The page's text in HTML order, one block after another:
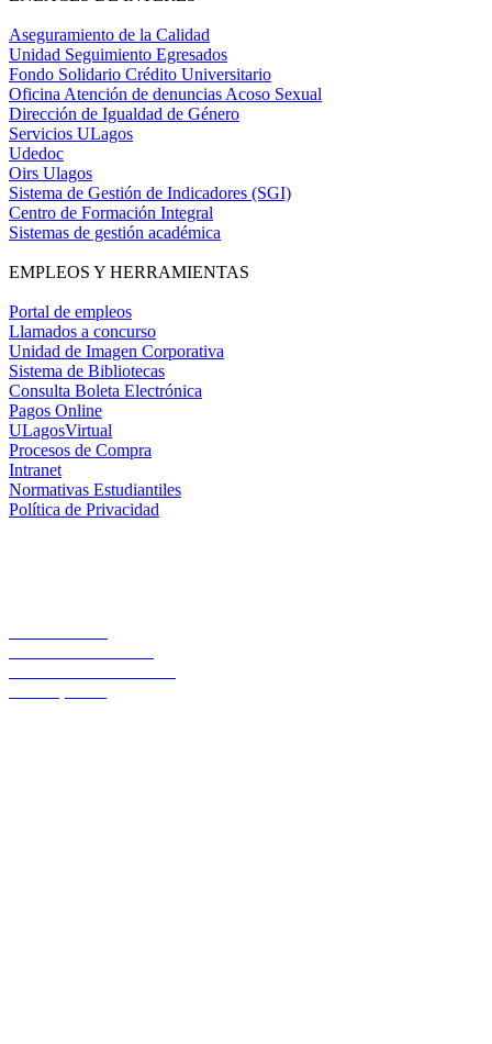
Aseguramiento de la Calidad
Unidad Seguimiento Egresados
Fondo Solidario Crédito Universitario
Oficina Atención de denuncias Acoso Sexual
Dirección de Igualdad de Género
Servicios ULagos
Udedoc
Oirs Ulagos
Sistema de Gestión de Indicadores (SGI)
Centro de Formación Integral
Sistemas de gestión académica
EMPLEOS Y HERRAMIENTAS
Portal de empleos
Llamados a concurso
Unidad de Imagen Corporativa
Sistema de Bibliotecas
Consulta Boleta Electrónica
Pagos Online
ULagosVirtual
Procesos de Compra
Intranet
Normativas Estudiantiles
Política de Privacidad